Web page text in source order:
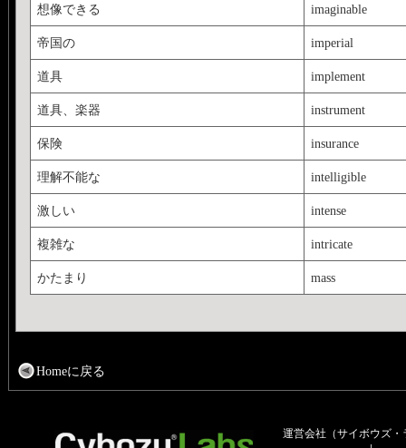
想像できる imaginable
帝国の imperial
道具 implement
道具、楽器 instrument
保険 insurance
理解不能な intelligible
激しい intense
複雑な intricate
かたまり mass
Homeに戻る
運営会社（サイボウズ・